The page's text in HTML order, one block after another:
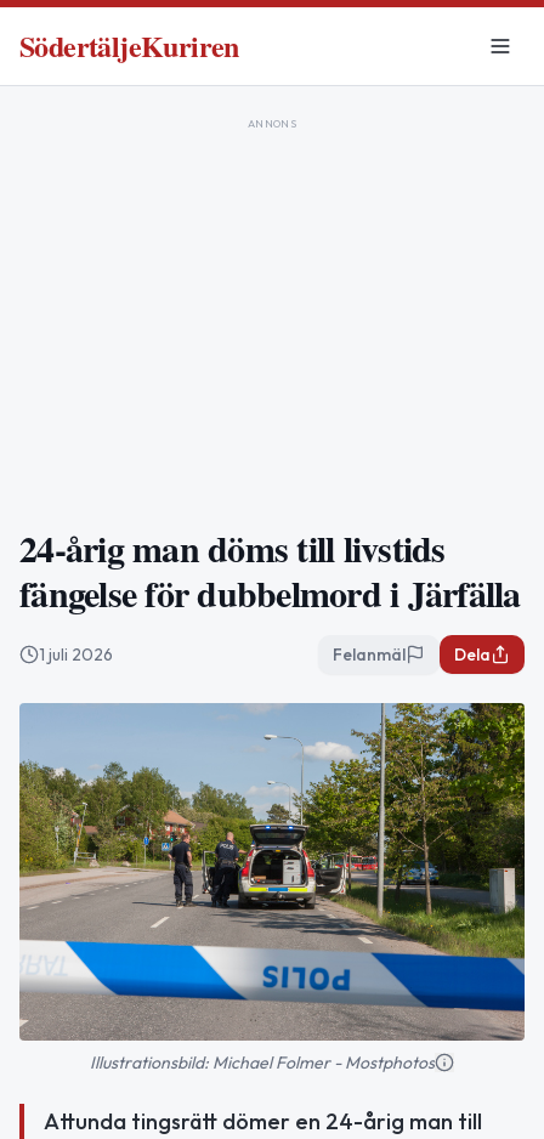
SödertäljeKuriren
ANNONS
24-årig man döms till livstids
fängelse för dubbelmord i Järfälla
1 juli 2026 Felanmäl Dela
Illustrationsbild: Michael Folmer - Mostphotos
Attunda tingsrätt dömer en 24-årig man till